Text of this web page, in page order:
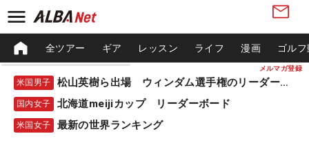
メルマガ登録
全ツアー ギア レッスン ライフ 漫画 ゴル
米国男子 松山英樹ら出場 ウィンダム選手権のリーダーボード
国内女子 北海道meijiカップ リーダーボード
米国女子 最新の世界ランキング